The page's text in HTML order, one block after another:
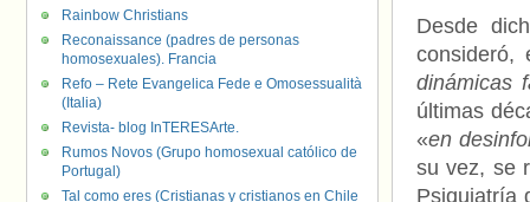
Desde
consideró,
dinámicas
últimas
«en
su vez, se
Psiquiatría
Rainbow Christians
Reconaissance (padres de personas
homosexuales). Francia
Refo – Rete Evangelica Fede e Omosessualità
(Italia)
Revista- blog InTERESArte.
Rumos Novos (Grupo homosexual católico de
Portugal)
Tal como eres (Cristianas y cristianos en Chile